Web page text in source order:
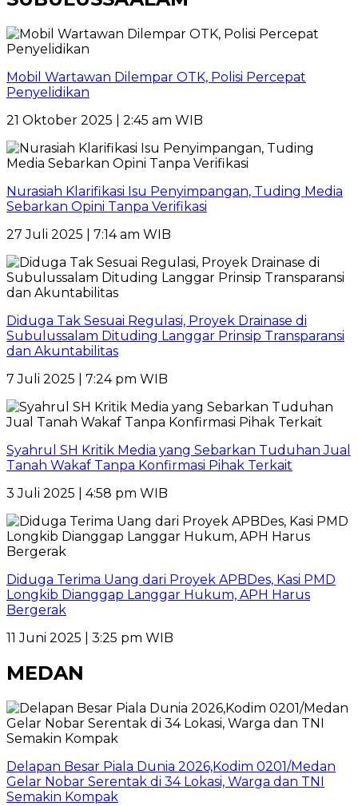
Mobil Wartawan Dilempar OTK, Polisi Percepat
Penyelidikan
21 Oktober 2025 | 2:45 am WIB
Nurasiah Klarifikasi Isu Penyimpangan, Tuding Media
Sebarkan Opini Tanpa Verifikasi
27 Juli 2025 | 7:14 am WIB
Diduga Tak Sesuai Regulasi, Proyek Drainase di
Subulussalam Dituding Langgar Prinsip Transparansi
dan Akuntabilitas
7 Juli 2025 | 7:24 pm WIB
Syahrul SH Kritik Media yang Sebarkan Tuduhan Jual
Tanah Wakaf Tanpa Konfirmasi Pihak Terkait
3 Juli 2025 | 4:58 pm WIB
Diduga Terima Uang dari Proyek APBDes, Kasi PMD
Longkib Dianggap Langgar Hukum, APH Harus
Bergerak
11 Juni 2025 | 3:25 pm WIB
MEDAN
Delapan Besar Piala Dunia 2026,Kodim 0201/Medan
Gelar Nobar Serentak di 34 Lokasi, Warga dan TNI
Semakin Kompak